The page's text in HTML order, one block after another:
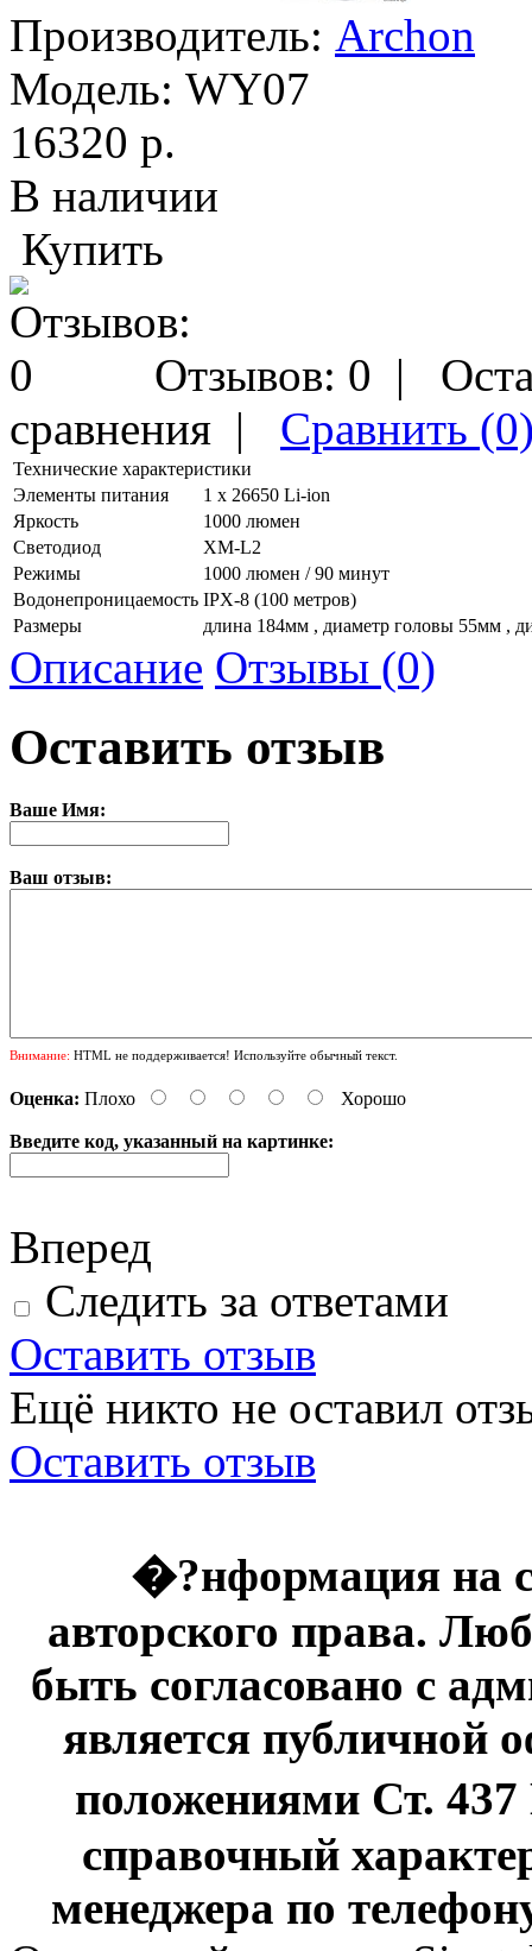
Производитель: Archon
Модель: WY07
16320 р.
В наличии
Купить
Отзывов: 0 |
сравнения | Сравнить
Технические характеристики
Элементы питания
1 х 26650 Li-ion
Яркость
1000 люмен
Светодиод
XM-L2
Режимы
1000 люмен / 90 минут
Водонепроницаемость IPX-8 (100 метров)
Размеры
длина 184мм , диаметр головы 55мм ,
Описание Отзывы (0)
Оставить отзыв
Ваше Имя:
Ваш отзыв:
Внимание: HTML не поддерживается! Используйте обычный текст.
Оценка: Плохо Хорошо
Введите код, указанный на картинке:
Вперед
Следить за ответами
Оставить отзыв
Ещё никто не оставил
Оставить отзыв
�?нформация на
авторского права.
быть согласовано с
является публичной
положениями Ст.
справочный
менеджера по